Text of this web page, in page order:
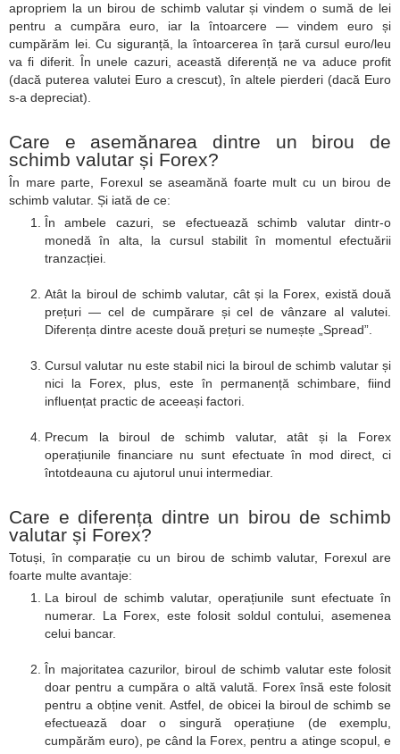
apropriem la un birou de schimb valutar și vindem o sumă de lei
pentru a cumpăra euro, iar la întoarcere — vindem euro și
cumpărăm lei. Cu siguranță, la întoarcerea în țară cursul euro/leu
va fi diferit. În unele cazuri, această diferență ne va aduce profit
(dacă puterea valutei Euro a crescut), în altele pierderi (dacă Euro
s-a depreciat).
Care e asemănarea dintre un birou de
schimb valutar și Forex?
În mare parte, Forexul se aseamănă foarte mult cu un birou de
schimb valutar. Și iată de ce:
În ambele cazuri, se efectuează schimb valutar dintr-o
monedă în alta, la cursul stabilit în momentul efectuării
tranzacției.
Atât la biroul de schimb valutar, cât și la Forex, există două
prețuri — cel de cumpărare și cel de vânzare al valutei.
Diferența dintre aceste două prețuri se numește „Spread”.
Cursul valutar nu este stabil nici la biroul de schimb valutar și
nici la Forex, plus, este în permanență schimbare, fiind
influențat practic de aceeași factori.
Precum la biroul de schimb valutar, atât și la Forex
operațiunile financiare nu sunt efectuate în mod direct, ci
întotdeauna cu ajutorul unui intermediar.
Care e diferența dintre un birou de schimb
valutar și Forex?
Totuși, în comparație cu un birou de schimb valutar, Forexul are
foarte multe avantaje:
La biroul de schimb valutar, operațiunile sunt efectuate în
numerar. La Forex, este folosit soldul contului, asemenea
celui bancar.
În majoritatea cazurilor, biroul de schimb valutar este folosit
doar pentru a cumpăra o altă valută. Forex însă este folosit
pentru a obține venit. Astfel, de obicei la biroul de schimb se
efectuează doar o singură operațiune (de exemplu,
cumpărăm euro), pe când la Forex, pentru a atinge scopul, e